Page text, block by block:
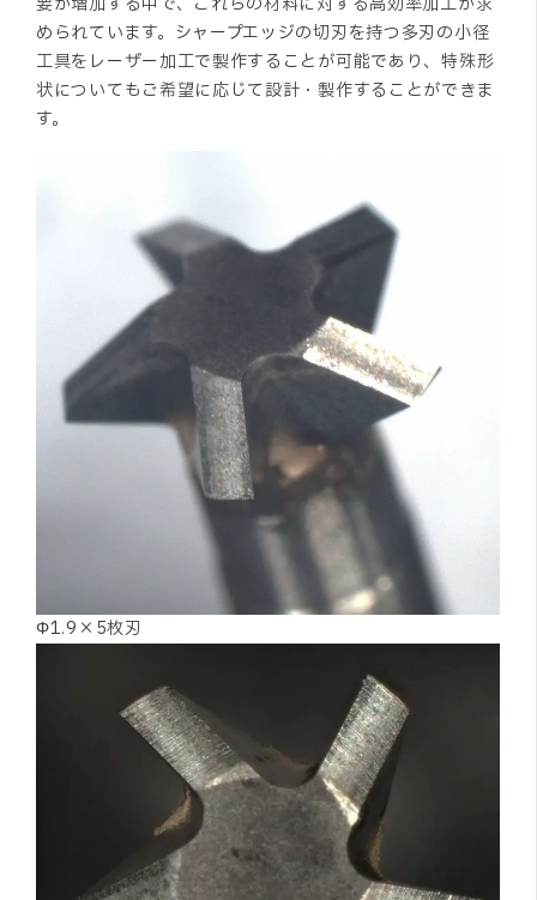
められています。シャープエッジの切刃を持つ多刃の小径
工具をレーザー加工で製作することが可能であり、特殊形
状についてもご希望に応じて設計・製作することができま
す。
Φ1.9×5枚刃